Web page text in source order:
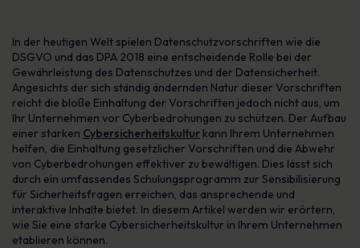
In der heutigen Welt spielen Datenschutzvorschriften wie die
DSGVO und das DPA 2018 eine entscheidende Rolle bei der
Gewährleistung des Datenschutzes und der Datensicherheit.
Angesichts der sich ständig ändernden Natur dieser Vorschriften
reicht die bloße Einhaltung der Vorschriften jedoch nicht aus, um
Ihr Unternehmen vor Cyberbedrohungen zu schützen. Der Aufbau
einer starken Cybersicherheitskultur kann Ihrem Unternehmen
helfen, die Einhaltung gesetzlicher Vorschriften und die Abwehr
von Cyberbedrohungen effektiver zu bewältigen. Dies lässt sich
durch ein umfassendes Schulungsprogramm zur Sensibilisierung
für Sicherheitsfragen erreichen, das ansprechende und
interaktive Inhalte bietet. In diesem Artikel werden wir erörtern,
wie Sie eine starke Cybersicherheitskultur in Ihrem Unternehmen
etablieren können.